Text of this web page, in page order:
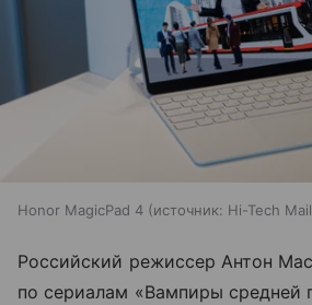
Honor MagicPad 4 источник: Hi-Tech Mail
Российский режиссер Антон
по сериалам «Вампиры средней